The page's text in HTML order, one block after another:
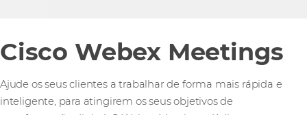
Cisco Webex Meetings
Ajude os seus clientes a trabalhar de forma mais rápida e
inteligente, para atingirem os seus objetivos de